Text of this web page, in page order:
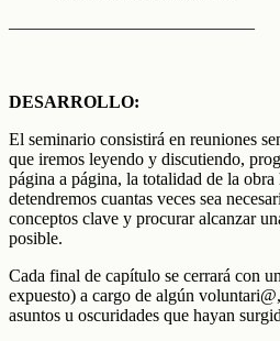
——————————————
DESARROLLO:
El seminario consistirá en reuniones
que iremos leyendo y discutiendo,
página a página, la totalidad de la
detendremos cuantas veces sea
conceptos clave y procurar alcanzar
posible.
Cada final de capítulo se cerrará con
expuesto) a cargo de algún
asuntos u oscuridades que hayan